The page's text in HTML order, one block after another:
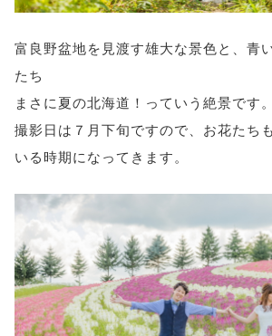
富良野盆地を見渡す雄大な景色と、青
たち
まさに夏の北海道！っていう絶景です。
撮影日は７月下旬ですので、お花たち
いる時期になってきます。